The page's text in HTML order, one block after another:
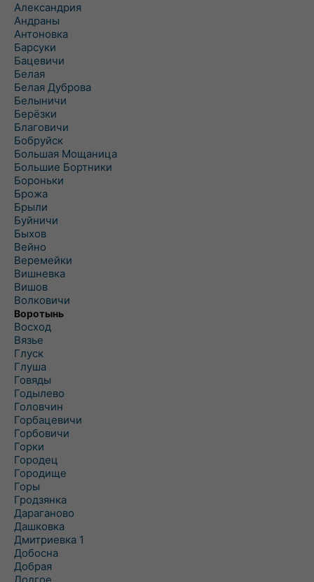
Александрия
Андраны
Антоновка
Барсуки
Бацевичи
Белая
Белая Дуброва
Белыничи
Берёзки
Благовичи
Бобруйск
Большая Мощаница
Большие Бортники
Бороньки
Брожа
Брыли
Буйничи
Быхов
Вейно
Веремейки
Вишневка
Вишов
Волковичи
Воротынь
Восход
Вязье
Глуск
Глуша
Говяды
Годылево
Головчин
Горбацевичи
Горбовичи
Горки
Городец
Городище
Горы
Гродзянка
Дараганово
Дашковка
Дмитриевка 1
Добосна
Добрая